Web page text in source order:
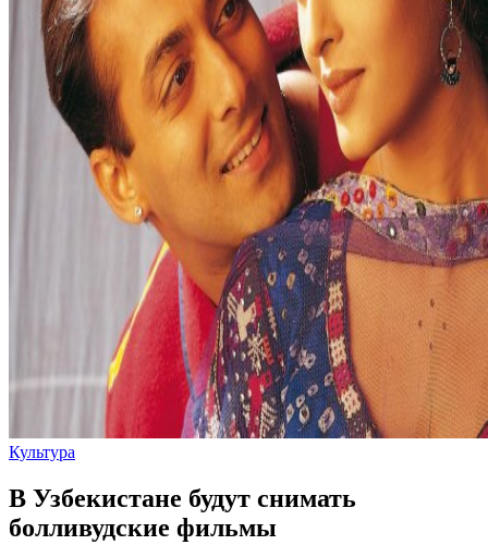
Культура
В Узбекистане будут снимать
болливудские фильмы